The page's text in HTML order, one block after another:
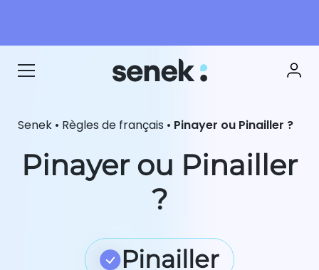
Senek • Règles de français • Pinayer ou Pinailler ?
Pinayer ou Pinailler
?
Pinailler